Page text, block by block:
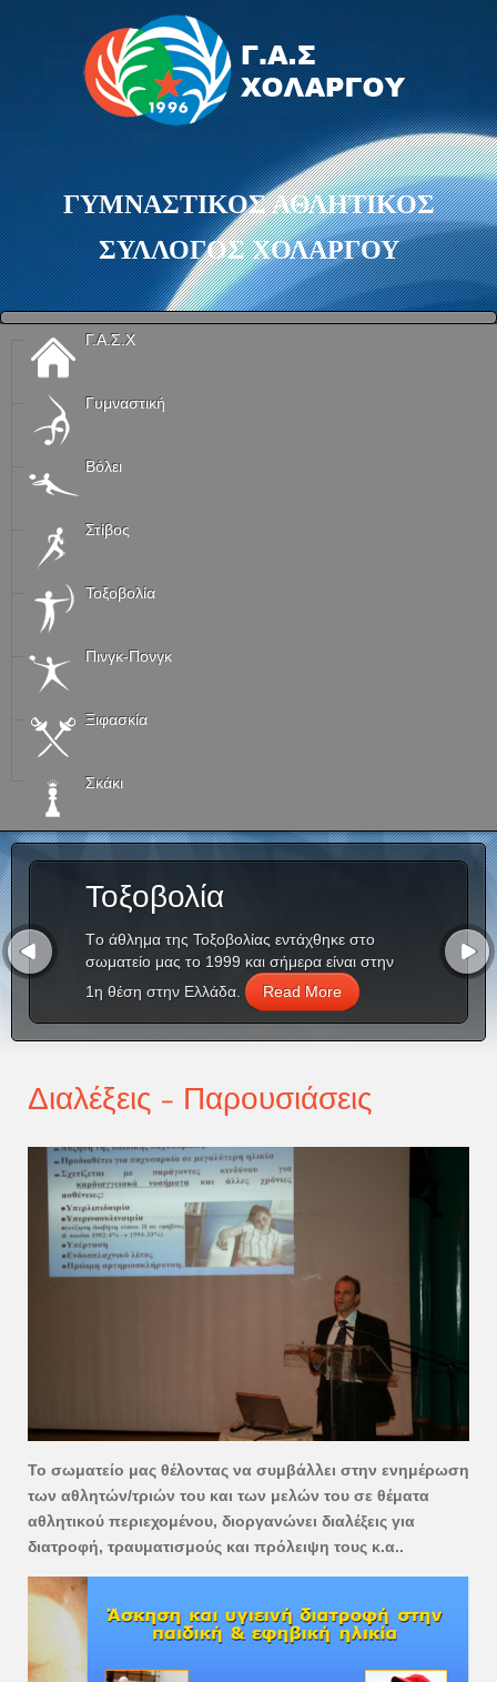
ΓΥΜΝΑΣΤΙΚΟΣ ΑΘΛΗΤΙΚΟΣ
ΣΥΛΛΟΓΟΣ ΧΟΛΑΡΓΟΥ
Γ.Α.Σ.Χ
Γυμναστική
Βόλει
Στίβος
Τοξοβολία
Πινγκ-Πονγκ
Ξιφασκία
Σκάκι
Τοξοβολία
Tο άθλημα της Τοξοβολίας εντάχθηκε στο
σωματείο μας το 1999 και σήμερα είναι στην
1η θέση στην Ελλάδα.
Read More
Διαλέξεις - Παρουσιάσεις
Το σωματείο μας θέλοντας να συμβάλλει στην ενημέρωση
των αθλητών/τριών του και των μελών του σε θέματα
αθλητικού περιεχομένου, διοργανώνει διαλέξεις για
διατροφή, τραυματισμούς και πρόλειψη τους κ.α..